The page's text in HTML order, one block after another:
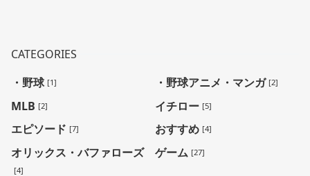
CATEGORIES
・野球 [1] ・野球アニメ・マンガ [2]
MLB [2] イチロー [5]
エピソード [7] おすすめ [4]
オリックス・バファローズ
[4]
ゲーム [27]